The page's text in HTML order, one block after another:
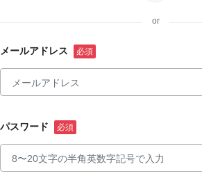
or
メールアドレス
パスワード